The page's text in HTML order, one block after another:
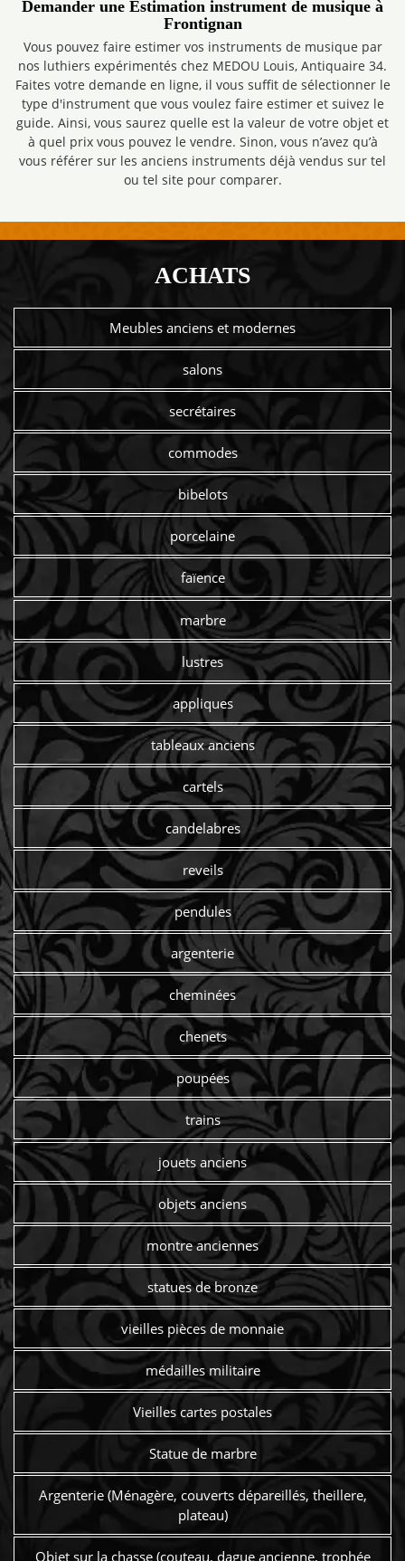
Demander une Estimation instrument de musique à
Frontignan
Vous pouvez faire estimer vos instruments de musique par
nos luthiers expérimentés chez MEDOU Louis, Antiquaire 34.
Faites votre demande en ligne, il vous suffit de sélectionner le
type d'instrument que vous voulez faire estimer et suivez le
guide. Ainsi, vous saurez quelle est la valeur de votre objet et
à quel prix vous pouvez le vendre. Sinon, vous n’avez qu’à
vous référer sur les anciens instruments déjà vendus sur tel
ou tel site pour comparer.
ACHATS
Meubles anciens et modernes
salons
secrétaires
commodes
bibelots
porcelaine
faïence
marbre
lustres
appliques
tableaux anciens
cartels
candelabres
reveils
pendules
argenterie
cheminées
chenets
poupées
trains
jouets anciens
objets anciens
montre anciennes
statues de bronze
vieilles pièces de monnaie
médailles militaire
Vieilles cartes postales
Statue de marbre
Argenterie (Ménagère, couverts dépareillés, theillere,
plateau)
Objet sur la chasse (couteau, dague ancienne, trophée